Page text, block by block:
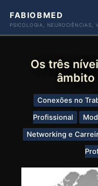
paraFABIOBMED
PSICOLOGIA, NEUROCIÊNCIAS,
Os três
âmbito
Conexões no
Profissional
Networking e